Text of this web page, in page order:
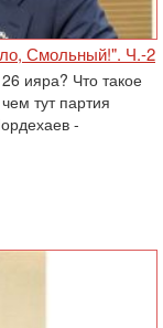
Смольный!". Ч.-2
ияра? Что такое
тут партия
-